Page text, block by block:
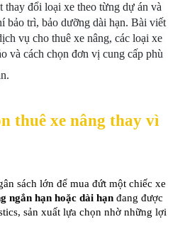
thay đổi loại xe theo từng dự án và
bảo trì, bảo dưỡng dài hạn. Bài viết
vụ cho thuê xe nâng, các loại xe
và cách chọn đơn vị cung cấp phù
thuê xe nâng thay vì
sách lớn để mua đứt một chiếc xe
ngắn hạn hoặc dài hạn đang được
sản xuất lựa chọn nhờ những lợi